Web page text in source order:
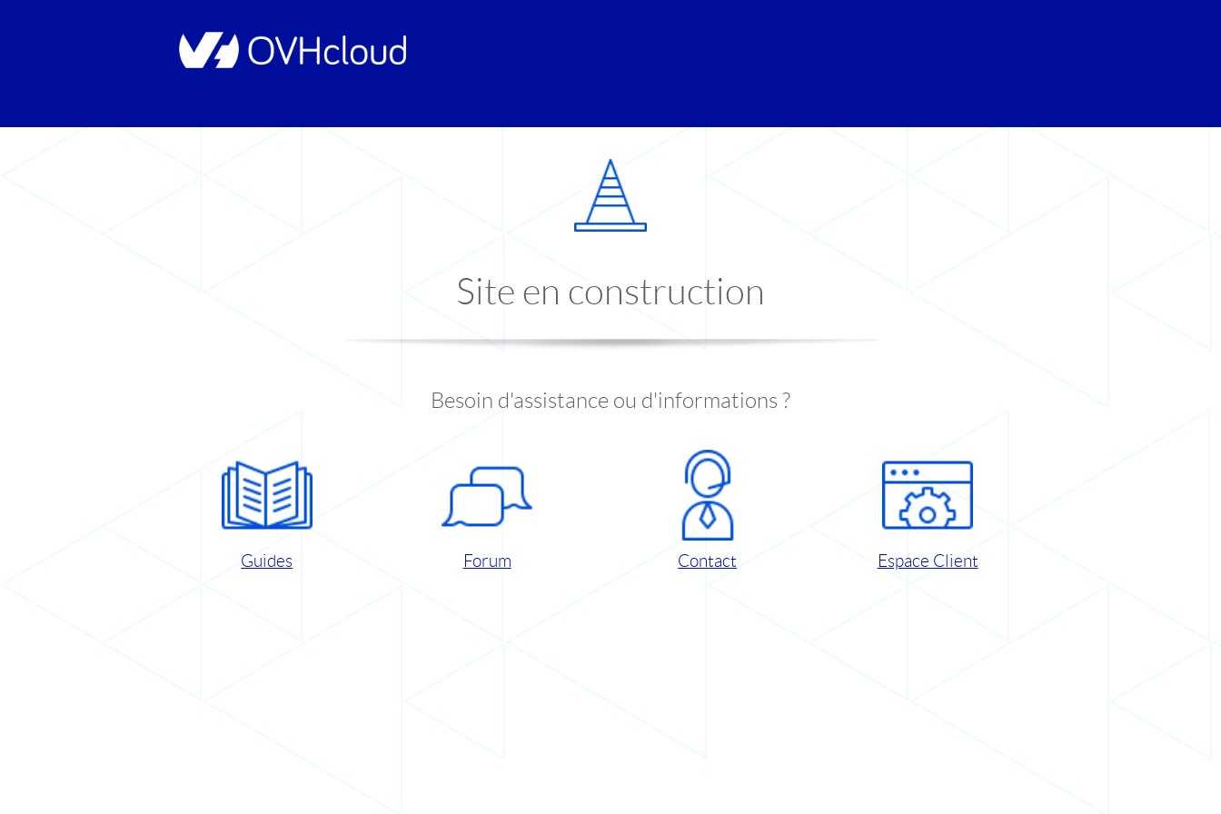
Site en construction
Besoin d'assistance ou d'informations ?
Guides Forum Contact Espace Client